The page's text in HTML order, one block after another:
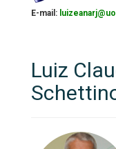
E-mail:
Luiz